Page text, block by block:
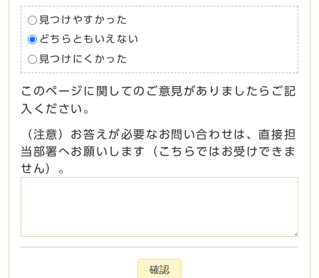
見つけやすかった
どちらともいえない
見つけにくかった
このページに関してのご意見がありましたらご記
入ください。
（注意）お答えが必要なお問い合わせは、直接担
当部署へお願いします（こちらではお受けできま
せん）。
確認